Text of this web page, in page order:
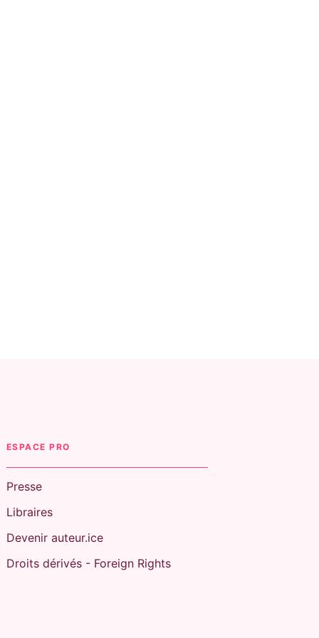
ESPACE PRO
Presse
Libraires
Devenir auteur.ice
Droits dérivés - Foreign Rights